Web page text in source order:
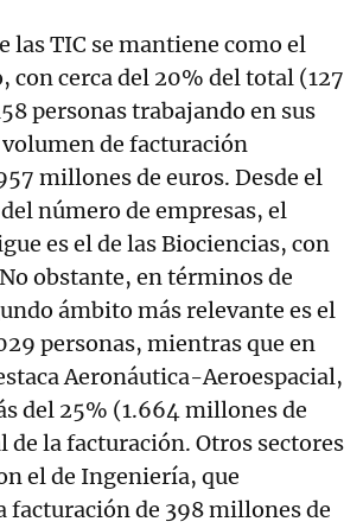
las TIC se mantiene como el
con cerca del 20% del total (127
personas trabajando en sus
de facturación
millones de euros. Desde el
número de empresas, el
es el de las Biociencias, con
obstante, en términos de
ámbito más relevante es el
personas, mientras que en
Aeronáutica-Aeroespacial,
del 25% (1.664 millones de
de la facturación. Otros sectores
el de Ingeniería, que
facturación de 398 millones de